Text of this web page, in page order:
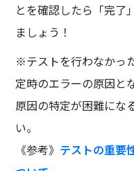
とを確認したら「完了
ましょう！
※テストを行わなかっ
定時のエラーの原因と
原因の特定が困難にな
い。
《参考》 テストの重要